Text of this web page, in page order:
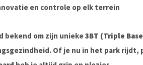
en controle op elk terrein
bekend om zijn unieke3BT (Triple
Of je nu in het park